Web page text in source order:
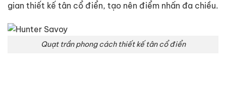
gian thiết kế tân cổ điển, tạo nên điểm nhấn đa chiều.
Quạt trần phong cách thiết kế tân cổ điển